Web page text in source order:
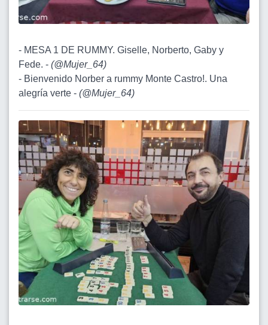
- MESA 1 DE RUMMY. Giselle, Norberto, Gaby y
Fede. - (@Mujer_64)
- Bienvenido Norber a rummy Monte Castro!. Una
alegría verte - (@Mujer_64)